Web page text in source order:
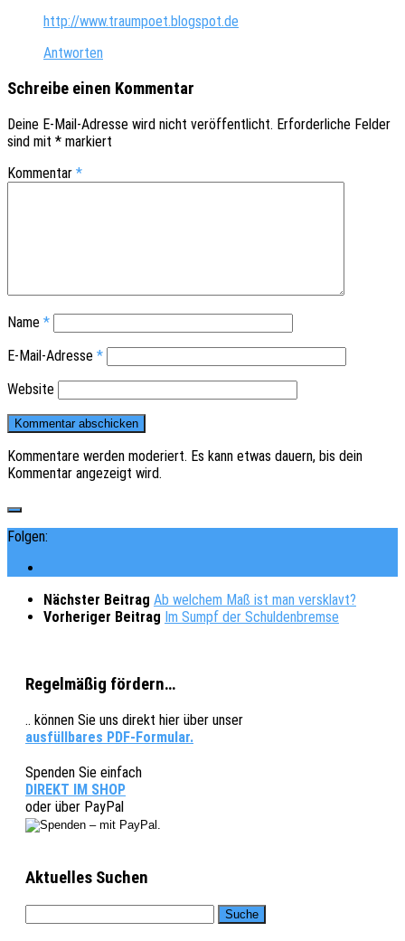
http://www.traumpoet.blogspot.de
Antworten
Schreibe einen Kommentar
Deine E-Mail-Adresse wird nicht veröffentlicht. Erforderliche Felder
sind mit * markiert
Kommentar *
Name *
E-Mail-Adresse *
Website
Kommentare werden moderiert. Es kann etwas dauern, bis dein
Kommentar angezeigt wird.
Folgen:
Nächster Beitrag Ab welchem Maß ist man versklavt?
Vorheriger Beitrag Im Sumpf der Schuldenbremse
Regelmäßig fördern…
.. können Sie uns direkt hier über unser
ausfüllbares PDF-Formular.
Spenden Sie einfach
DIREKT IM SHOP
oder über PayPal
Aktuelles Suchen